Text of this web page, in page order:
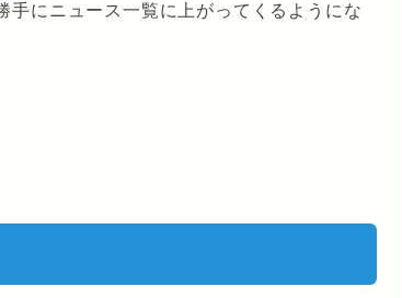
にニュース一覧に上がってくるようにな